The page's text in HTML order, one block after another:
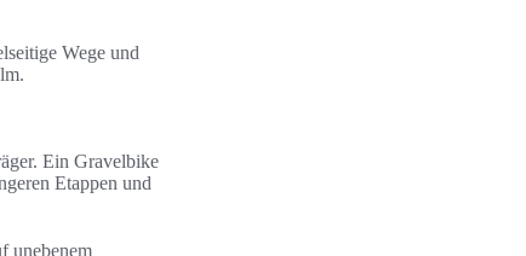
Wege und
Ein Gravelbike
Etappen und
unebenem